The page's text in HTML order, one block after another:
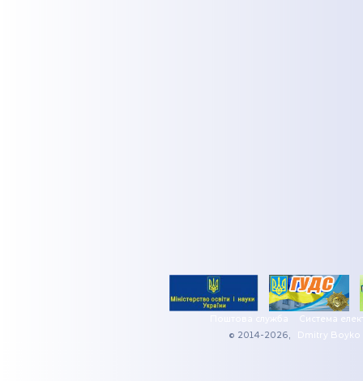
Поштова служба
Система
© 2014-2026,
Dmitry Boyko